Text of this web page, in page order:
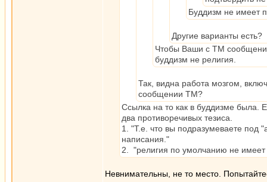
Буддизм не имеет
Другие варианты есть?
Чтобы Ваши с ТМ
буддизм не религия.
Так, видна работа мозгом,
сообщении ТМ?
Ссылка на то как в буддизме была.
два противоречивых тезиса.
1. "Т.е. что вы подразумеваете под
написания."
2. "религия по умолчанию не имеет
Невнимательны, не то место.